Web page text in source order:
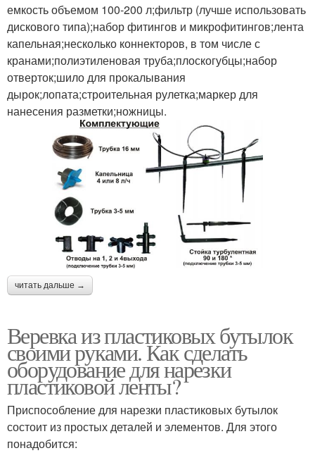
емкость объемом 100-200 л;фильтр (лучше использовать
дискового типа);набор фитингов и микрофитингов;лента
капельная;несколько коннекторов, в том числе с
кранами;полиэтиленовая труба;плоскогубцы;набор
отверток;шило для прокалывания
дырок;лопата;строительная рулетка;маркер для
нанесения разметки;ножницы.
читать дальше →
Веревка из пластиковых бутылок
своими руками. Как сделать
оборудование для нарезки
пластиковой ленты?
Приспособление для нарезки пластиковых бутылок
состоит из простых деталей и элементов. Для этого
понадобится: